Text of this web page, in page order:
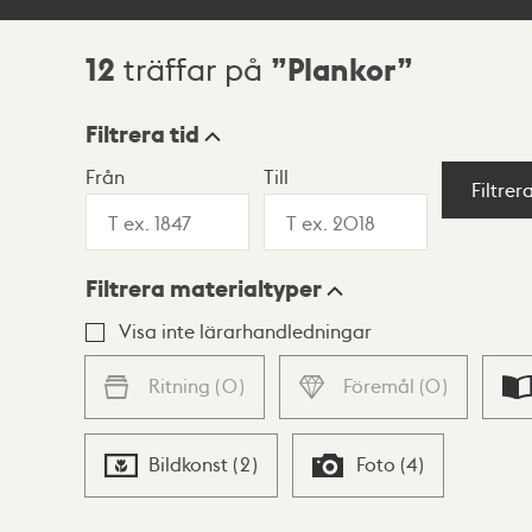
Sökresultat
12 träffar på Plankor
Visningsläge
Lista Karta
Filtrera tid
Från Till
Filtrera materialtyper
Visa inte lärarhandledningar
Ritning (0) Föremål (0)
Bildkonst (2) Foto (4)